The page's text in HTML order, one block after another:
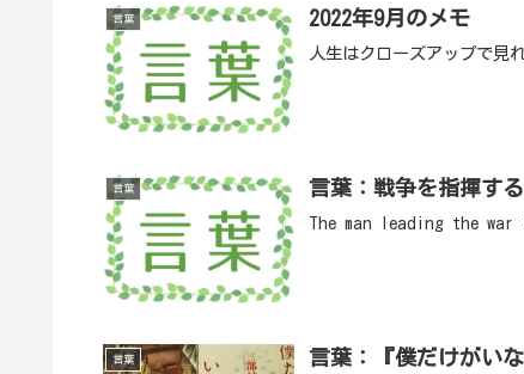
言葉 2022年9月のメモ
人生はクローズアップで見
言葉 言葉：戦争を指揮す
The man leading the
言葉 言葉：『僕だけがい